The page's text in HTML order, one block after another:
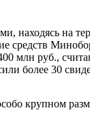
находясь на
средств
млн руб.,
более 30
крупном